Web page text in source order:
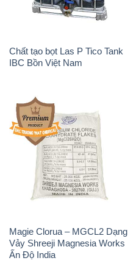
Chất tạo bọt Las P Tico Tank
IBC Bồn Việt Nam
Magie Clorua – MGCL2 Dạng
Vảy Shreeji Magnesia Works
Ấn Độ India